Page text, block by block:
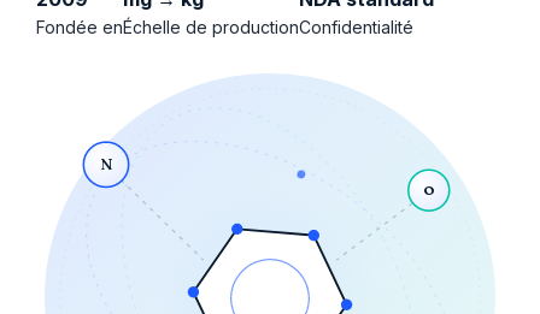
Fondée enÉchelle de productionConfidentialité
N
O